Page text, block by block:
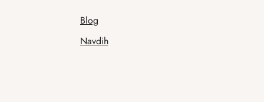
Blog
Navdih